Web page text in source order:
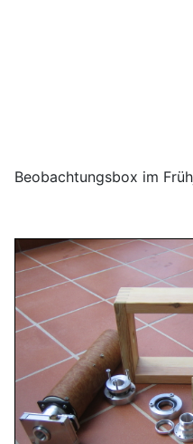
Beobachtungsbox im